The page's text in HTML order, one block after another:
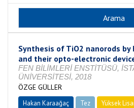
Synthesis of TiO2 nanorods
and their opto-electronic
FEN BİLİMLERİ ENSTİTÜSÜ,
ÜNİVERSİTESİ, 2018
ÖZGE GÜLLER
Hakan Karaağaç Tez Yüksek